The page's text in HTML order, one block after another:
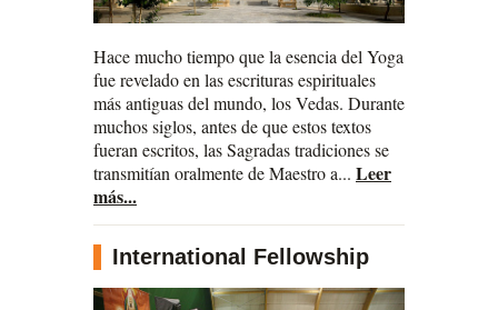
Hace mucho tiempo que la esencia del Yoga
fue revelado en las escrituras espirituales
más antiguas del mundo, los Vedas. Durante
muchos siglos, antes de que estos textos
fueran escritos, las Sagradas tradiciones se
transmitían oralmente de Maestro a... Leer
más...
International Fellowship